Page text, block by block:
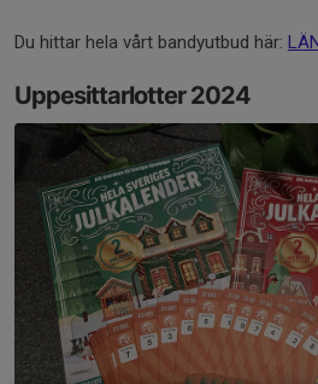
Du hittar hela vårt bandyutbud här:
Uppesittarlotter 2024